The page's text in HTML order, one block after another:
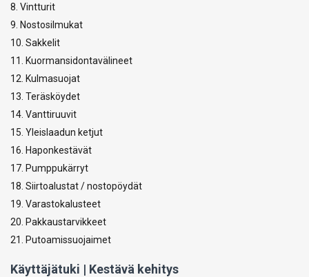
8. Vintturit
9. Nostosilmukat
10. Sakkelit
11. Kuormansidontavälineet
12. Kulmasuojat
13. Teräsköydet
14. Vanttiruuvit
15. Yleislaadun ketjut
16. Haponkestävät
17. Pumppukärryt
18. Siirtoalustat / nostopöydät
19. Varastokalusteet
20. Pakkaustarvikkeet
21. Putoamissuojaimet
Käyttäjätuki | Kestävä kehitys